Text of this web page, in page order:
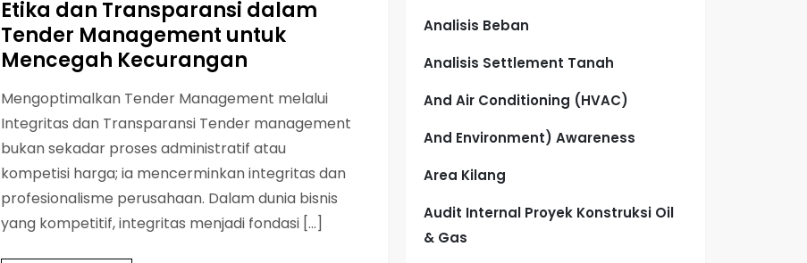
Etika dan Transparansi dalam
Tender Management untuk
Mencegah Kecurangan
Mengoptimalkan Tender Management melalui
Integritas dan Transparansi Tender management
bukan sekadar proses administratif atau
kompetisi harga; ia mencerminkan integritas dan
profesionalisme perusahaan. Dalam dunia bisnis
yang kompetitif, integritas menjadi fondasi […]
Analisis Beban
Analisis Settlement Tanah
And Air Conditioning (HVAC)
And Environment) Awareness
Area Kilang
Audit Internal Proyek Konstruksi Oil
& Gas